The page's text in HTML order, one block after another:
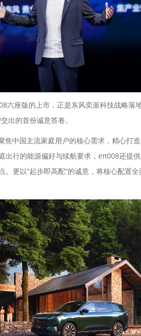
座版的上市，正是东风奕派科技战略落
出的首份诚意答卷。
中国主流家庭用户的核心需求，精心打
出行的能源偏好与续航要求，eπ008还提
。更以“起步即高配”的诚意，将核心配置